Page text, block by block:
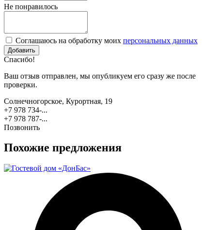
Не понравилось
Соглашаюсь на обработку моих персональных данных
Спасибо!
Ваш отзыв отправлен, мы опубликуем его сразу же после
проверки.
Солнечногорское, Курортная, 19
+7 978 734-...
+7 978 787-...
Позвонить
Похожие предложения